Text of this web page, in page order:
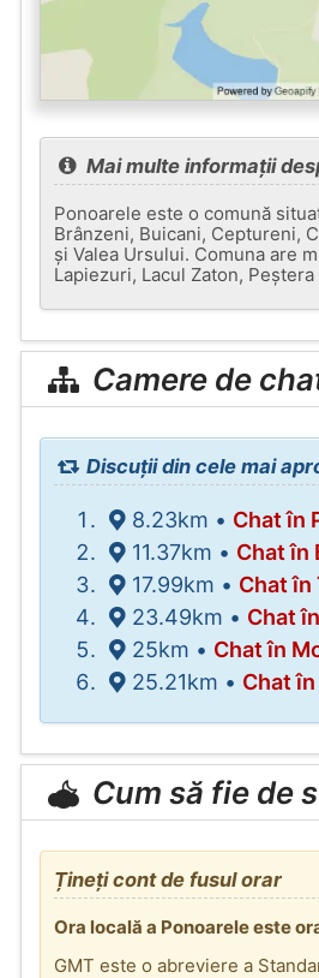
Mai multe informații
Ponoarele este o comună
Brânzeni, Buicani, Ceptureni,
și Valea Ursului. Comuna are
Lapiezuri, Lacul Zaton,
Camere de
Discuții din cele mai
8.23km • Chat în
11.37km • Chat în
17.99km • Chat în
23.49km • Chat
25km • Chat în
25.21km • Chat în
Cum să fie de
Țineți cont de fusul orar
Ora locală a Ponoarele este
GMT este o abreviere a